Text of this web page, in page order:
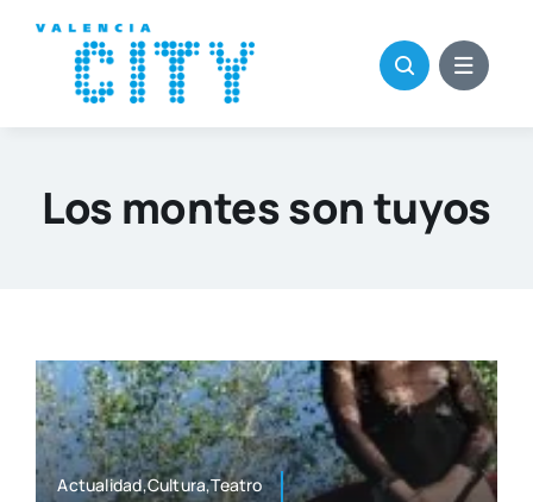
contenido
Los montes son tuyos
Actualidad,Cultura,Teatro